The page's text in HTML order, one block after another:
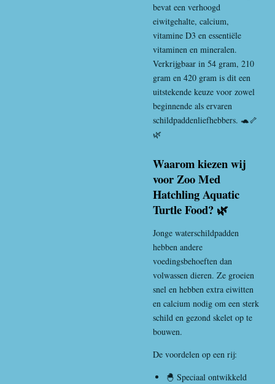
bevat een verhoogd
eiwitgehalte, calcium,
vitamine D3 en essentiële
vitaminen en mineralen.
Verkrijgbaar in 54 gram, 210
gram en 420 gram is dit een
uitstekende keuze voor zowel
beginnende als ervaren
schildpaddenliefhebbers. 🐢🦴
🌿
Waarom kiezen wij
voor Zoo Med
Hatchling Aquatic
Turtle Food? 🌿
Jonge waterschildpadden
hebben andere
voedingsbehoeften dan
volwassen dieren. Ze groeien
snel en hebben extra eiwitten
en calcium nodig om een sterk
schild en gezond skelet op te
bouwen.
De voordelen op een rij:
🐣 Speciaal ontwikkeld